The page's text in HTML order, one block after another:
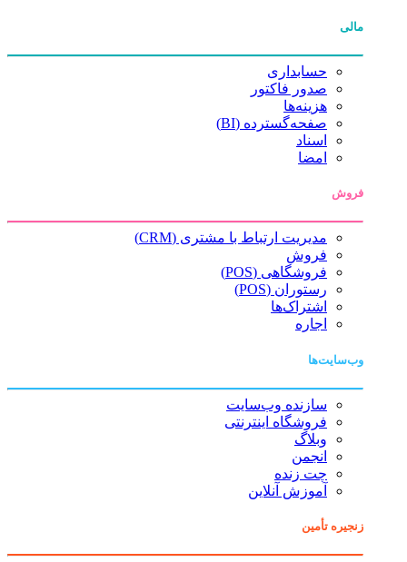
مالی
حسابداری
صدور فاکتور
هزینه‌ها
صفحه‌گسترده (BI)
اسناد
امضا
فروش
مدیریت ارتباط با مشتری (CRM)
فروش
فروشگاهی (POS)
رستوران (POS)
اشتراک‌ها
اجاره
وب‌سایت‌ها
سازنده وب‌سایت
فروشگاه اینترنتی
وبلاگ
انجمن
چت زنده
آموزش آنلاین
زنجیره تأمین